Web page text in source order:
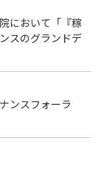
において「『稼
スのグランドデ
ンスフォーラ